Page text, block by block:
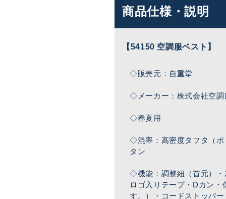
商品仕様・説明
【54150 空調服ベスト】
◇販売元：自重堂
◇メーカー：株式会社空調
◇春夏用
◇混率：高密度タフタ（ポ
タン
◇機能：調整紐（首元）・
ロゴ入りテープ・Dカン
す。）・コードストッパ